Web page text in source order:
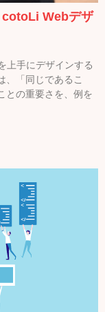
cotoLi Webデザ
上手にデザインする
、「同じであるこ
との重要さを、例を